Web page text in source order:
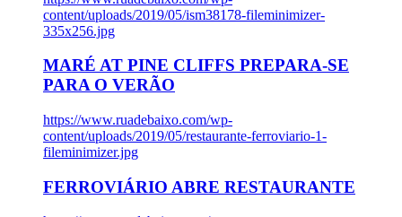
content/uploads/2019/05/ism38178-fileminimizer-
335x256.jpg
MARÉ AT PINE CLIFFS PREPARA-SE
PARA O VERÃO
https://www.ruadebaixo.com/wp-
content/uploads/2019/05/restaurante-ferroviario-1-
fileminimizer.jpg
FERROVIÁRIO ABRE RESTAURANTE